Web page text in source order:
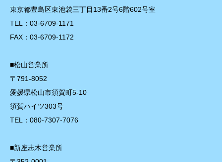
東京都豊島区東池袋三丁目13番2号6階602号室
TEL：03-6709-1171
FAX：03-6709-1172
■松山営業所
〒791-8052
愛媛県松山市須賀町5-10
須賀ハイツ303号
TEL：080-7307-7076
■新座志木営業所